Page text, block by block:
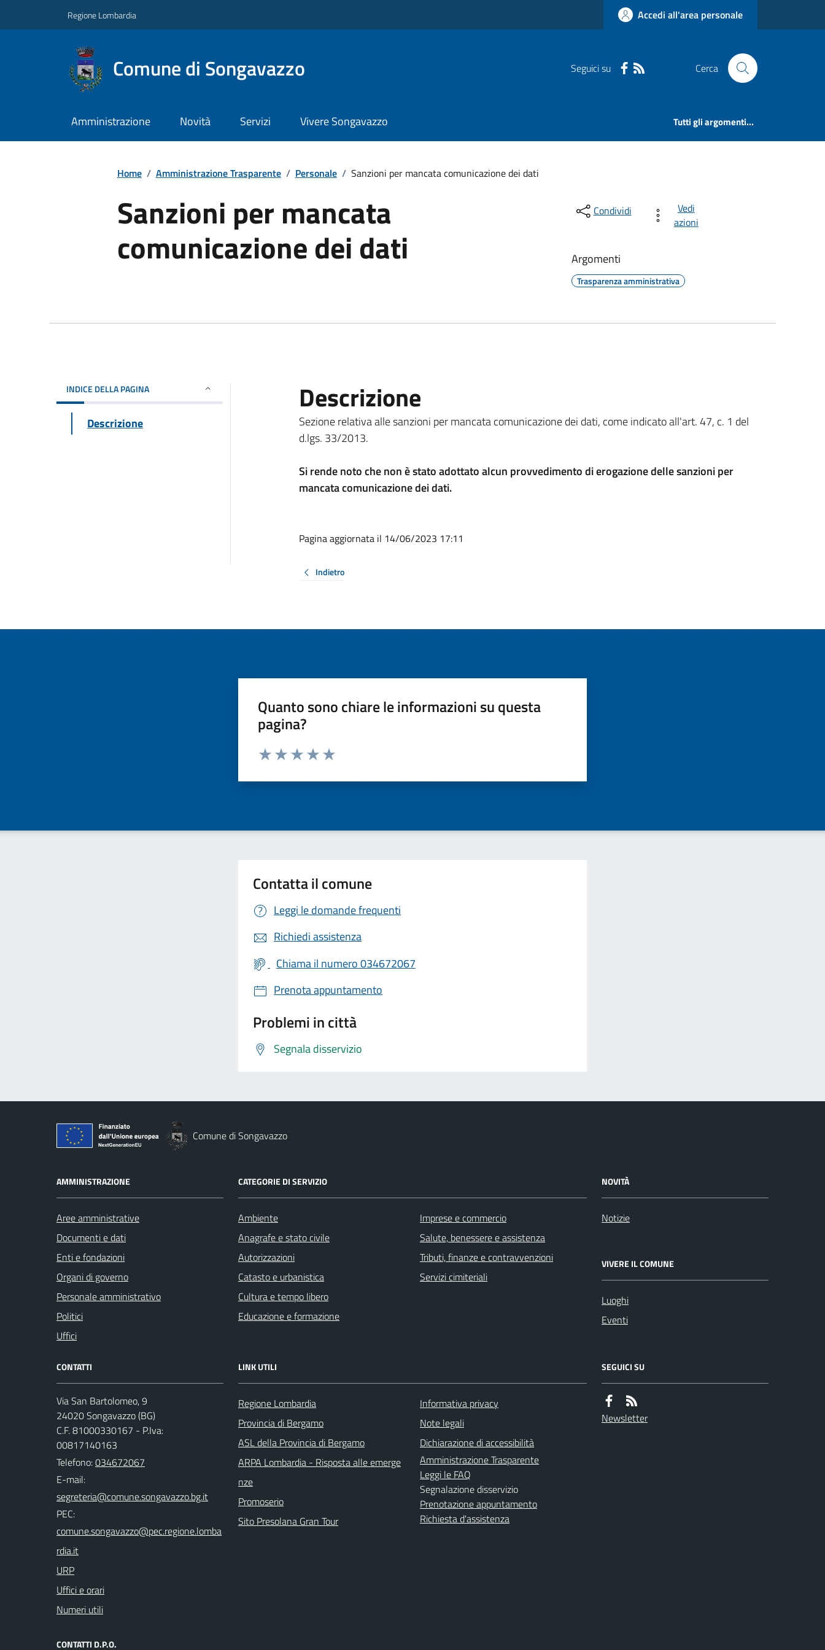
Regione Lombardia Accedi all'area personale
Comune di Songavazzo Seguici su Cerca
Amministrazione Novità Servizi Vivere Songavazzo Tutti gli argomenti...
Home / Amministrazione Trasparente / Personale / Sanzioni per mancata comunicazione dei dati
Sanzioni per mancata
comunicazione dei dati
Condividi
Vedi
azioni
Argomenti
Trasparenza amministrativa
INDICE DELLA PAGINA
Descrizione
Descrizione
Sezione relativa alle sanzioni per mancata comunicazione dei dati, come indicato all'art. 47, c. 1 del
d.lgs. 33/2013.
Si rende noto che non è stato adottato alcun provvedimento di erogazione delle sanzioni per
mancata comunicazione dei dati.
Pagina aggiornata il 14/06/2023 17:11
Indietro
Quanto sono chiare le informazioni su questa
pagina?
Valuta da 1 a 5 stelle la pagina
Contatta il comune
Leggi le domande frequenti
Richiedi assistenza
Chiama il numero 034672067
Prenota appuntamento
Problemi in città
Segnala disservizio
Comune di Songavazzo
AMMINISTRAZIONE
Aree amministrative
Documenti e dati
Enti e fondazioni
Organi di governo
Personale amministrativo
Politici
Uffici
CATEGORIE DI SERVIZIO
Ambiente
Anagrafe e stato civile
Autorizzazioni
Catasto e urbanistica
Cultura e tempo libero
Educazione e formazione
Imprese e commercio
Salute, benessere e assistenza
Tributi, finanze e contravvenzioni
Servizi cimiteriali
NOVITÀ
Notizie
VIVERE IL COMUNE
Luoghi
Eventi
CONTATTI
Via San Bartolomeo, 9
24020 Songavazzo (BG)
C.F. 81000330167 - P.Iva:
00817140163
Telefono:034672067
E-mail:
PEC:
URP
Uffici e orari
Numeri utili
CONTATTI D.P.O.
LINK UTILI
Regione Lombardia
Provincia di Bergamo
ASL della Provincia di Bergamo
ARPA Lombardia - Risposta alle emerge
nze
Promoserio
Sito Presolana Gran Tour
Informativa privacy
Note legali
Dichiarazione di accessibilità
Amministrazione Trasparente
Leggi le FAQ
Segnalazione disservizio
Prenotazione appuntamento
Richiesta d'assistenza
SEGUICI SU
Newsletter